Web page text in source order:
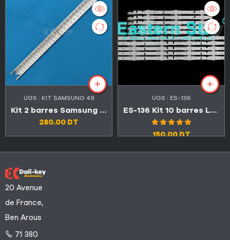
UGS : KIT SAMSUNG 49
Kit 2 barres Samsung 49″ 31 LED 3V V6LF_490SFA_LED31 + V6LF_490SFB_LED31 (Original الاصلي)
280.00 DT
UGS : ES-136
ES-136 Kit 10 barres LED TV Samsung 40″ A 6LED + B 3LED
Note5.00
sur 5
150.00DT
20 Avenue
de France,
Ben Arous
71 380